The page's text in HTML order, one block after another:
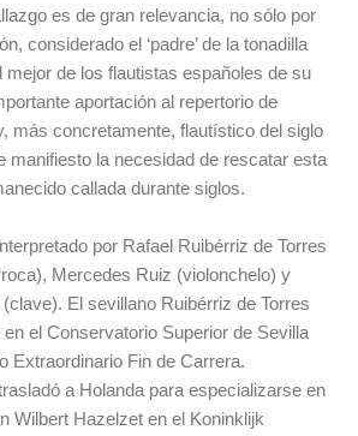
es de gran relevancia, no sólo por
considerado el ‘padre’ de la tonadilla
mejor de los flautistas españoles de su
aportación al repertorio de
más concretamente, flautístico del siglo
manifiesto la necesidad de rescatar esta
callada durante siglos.
por Rafael Ruibérriz de Torres
Mercedes Ruiz (violonchelo) y
El sevillano Ruibérriz de Torres
el Conservatorio Superior de Sevilla
Extraordinario Fin de Carrera.
a Holanda para especializarse en
Wilbert Hazelzet en el Koninklijk